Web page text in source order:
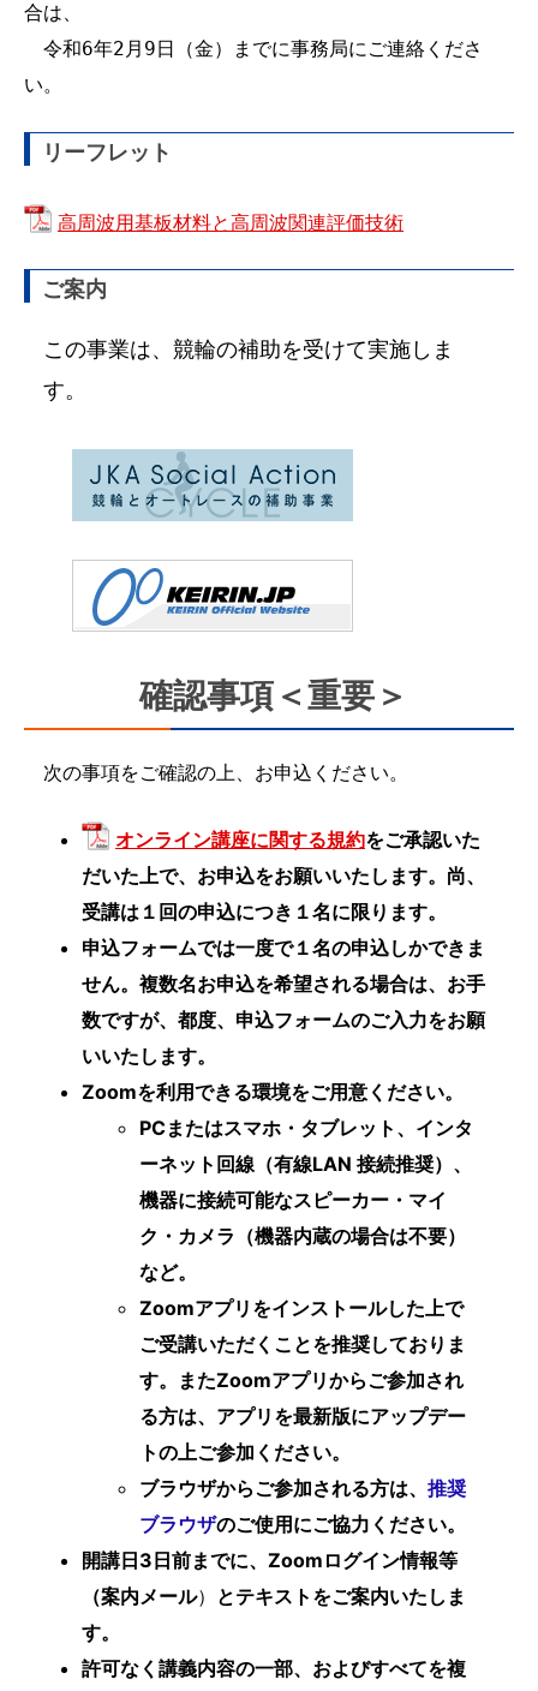
合は、
令和6年2月9日（金）までに事務局にご連絡くださ
い。
リーフレット
高周波用基板材料と高周波関連評価技術
ご案内
この事業は、競輪の補助を受けて実施しま
す。
確認事項＜重要＞
次の事項をご確認の上、お申込ください。
オンライン講座に関する規約をご承認いた
だいた上で、お申込をお願いいたします。尚、
受講は１回の申込につき１名に限ります。
申込フォームでは一度で１名の申込しかできま
せん。複数名お申込を希望される場合は、お手
数ですが、都度、申込フォームのご入力をお願
いいたします。
Zoomを利用できる環境をご用意ください。
PCまたはスマホ・タブレット、インタ
ーネット回線（有線LAN 接続推奨）、
機器に接続可能なスピーカー・マイ
ク・カメラ（機器内蔵の場合は不要）
など。
Zoomアプリをインストールした上で
ご受講いただくことを推奨しておりま
す。またZoomアプリからご参加され
る方は、アプリを最新版にアップデー
トの上ご参加ください。
ブラウザからご参加される方は、 推奨
ブラウザのご使用にご協力ください。
開講日3日前までに、Zoomログイン情報等
（案内メール） とテキスト をご案内いたしま
す。
許可なく講義内容の一部、およびすべてを複